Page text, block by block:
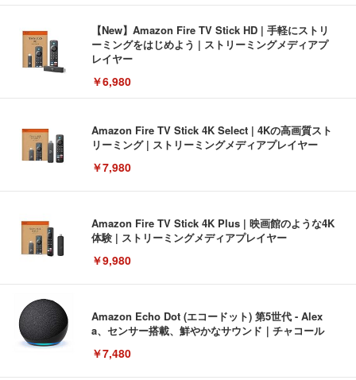
【New】Amazon Fire TV Stick HD | 手軽にストリ
ーミングをはじめよう | ストリーミングメディアプ
レイヤー
￥6,980
Amazon Fire TV Stick 4K Select | 4Kの高画質スト
リーミング | ストリーミングメディアプレイヤー
￥7,980
Amazon Fire TV Stick 4K Plus | 映画館のような4K
体験 | ストリーミングメディアプレイヤー
￥9,980
Amazon Echo Dot (エコードット) 第5世代 - Alex
a、センサー搭載、鮮やかなサウンド｜チャコール
￥7,480